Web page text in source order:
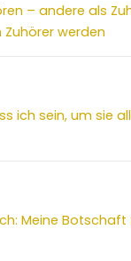
– andere als
werden
ich sein, um sie
Meine Botschaft